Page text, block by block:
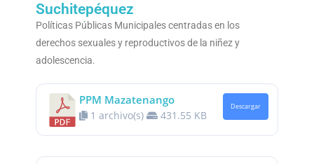
Suchitepéquez
Políticas Públicas Municipales centradas en los
derechos sexuales y reproductivos de la niñez y
adolescencia.
PPM Mazatenango
1 archivo(s) 431.55 KB
Descargar